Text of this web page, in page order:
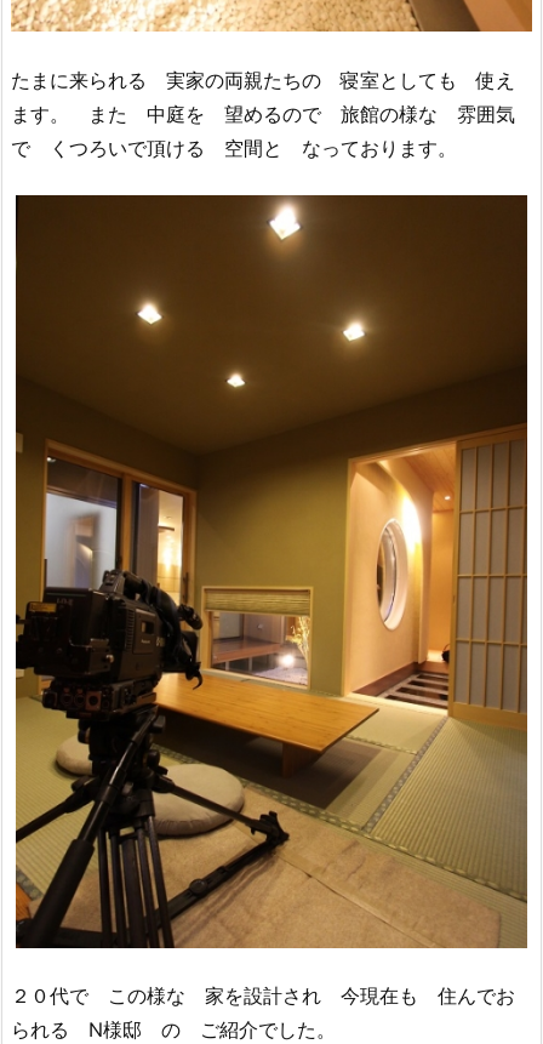
たまに来られる 実家の両親たちの 寝室としても 使え
ます。 また 中庭を 望めるので 旅館の様な 雰囲気
で くつろいで頂ける 空間と なっております。
２０代で この様な 家を設計され 今現在も 住んでお
られる N様邸 の ご紹介でした。